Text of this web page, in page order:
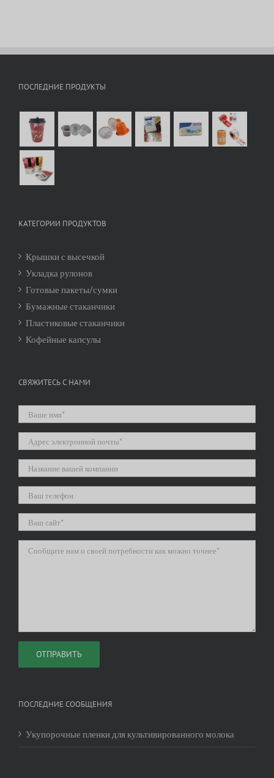
ПОСЛЕДНИЕ ПРОДУКТЫ
КАТЕГОРИИ ПРОДУКТОВ
Крышки с высечкой
Укладка рулонов
Готовые пакеты/сумки
Бумажные стаканчики
Пластиковые стаканчики
Кофейные капсулы
СВЯЖИТЕСЬ С НАМИ
ПОСЛЕДНИЕ СООБЩЕНИЯ
Укупорочные пленки для культивированного молока